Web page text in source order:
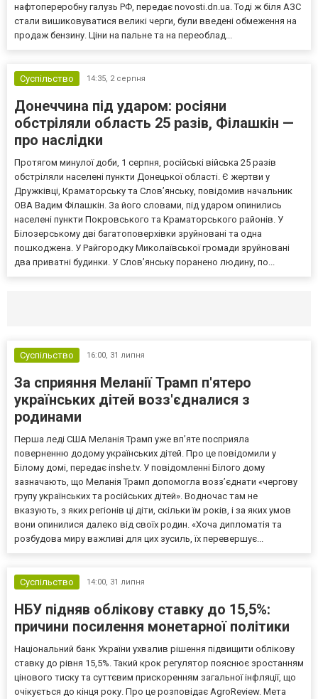
нафтопереробну галузь РФ, передає novosti.dn.ua. Тоді ж біля АЗС
стали вишиковуватися великі черги, були введені обмеження на
продаж бензину. Ціни на пальне та на переоблад...
Суспільство 14:35, 2 серпня
Донеччина під ударом: росіяни
обстріляли область 25 разів, Філашкін —
про наслідки
Протягом минулої доби, 1 серпня, російські війська 25 разів
обстріляли населені пункти Донецької області. Є жертви у
Дружківці, Краматорську та Слов’янську, повідомив начальник
ОВА Вадим Філашкін. За його словами, під ударом опинились
населені пункти Покровського та Краматорського районів. У
Білозерському дві багатоповерхівки зруйновані та одна
пошкоджена. У Райгородку Миколаївської громади зруйновані
два приватні будинки. У Слов’янську поранено людину, по...
Суспільство 16:00, 31 липня
За сприяння Меланії Трамп п'ятеро
українських дітей возз'єдналися з
родинами
Перша леді США Меланія Трамп уже впʼяте посприяла
поверненню додому українських дітей. Про це повідомили у
Білому домі, передає inshe.tv. У повідомленні Білого дому
зазначають, що Меланія Трамп допомогла возз’єднати «чергову
групу українських та російських дітей». Водночас там не
вказують, з яких регіонів ці діти, скільки їм років, і за яких умов
вони опинилися далеко від своїх родин. «Хоча дипломатія та
розбудова миру важливі для цих зусиль, їх перевершує...
Суспільство 14:00, 31 липня
НБУ підняв облікову ставку до 15,5%:
причини посилення монетарної політики
Національний банк України ухвалив рішення підвищити облікову
ставку до рівня 15,5%. Такий крок регулятор пояснює зростанням
цінового тиску та суттєвим прискоренням загальної інфляції, що
очікується до кінця року. Про це розповідає AgroReview. Мета